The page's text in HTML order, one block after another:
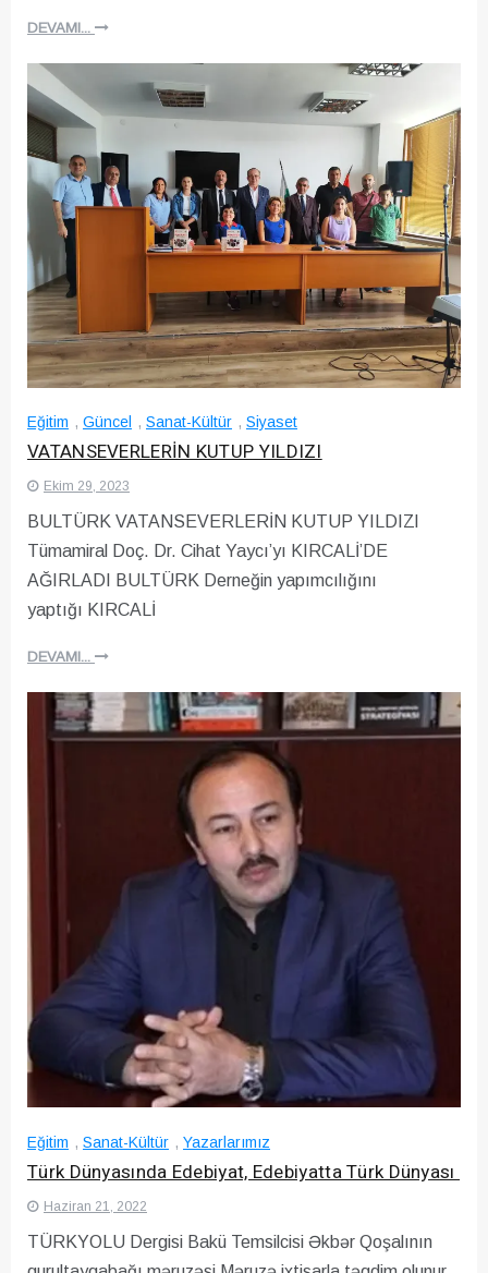
DEVAMI...
Eğitim , Güncel , Sanat-Kültür , Siyaset
VATANSEVERLERİN KUTUP YILDIZI
Ekim 29, 2023
BULTÜRK VATANSEVERLERİN KUTUP YILDIZl
Tümamiral Doç. Dr. Cihat Yaycı’yı KIRCALİ’DE
AĞIRLADI BULTÜRK Derneğin yapımcılığını
yaptığı KIRCALİ
DEVAMI...
Eğitim , Sanat-Kültür , Yazarlarımız
Türk Dünyasında Edebiyat, Edebiyatta Türk Dünyası
Haziran 21, 2022
TÜRKYOLU Dergisi Bakü Temsilcisi Əkbər Qoşalının